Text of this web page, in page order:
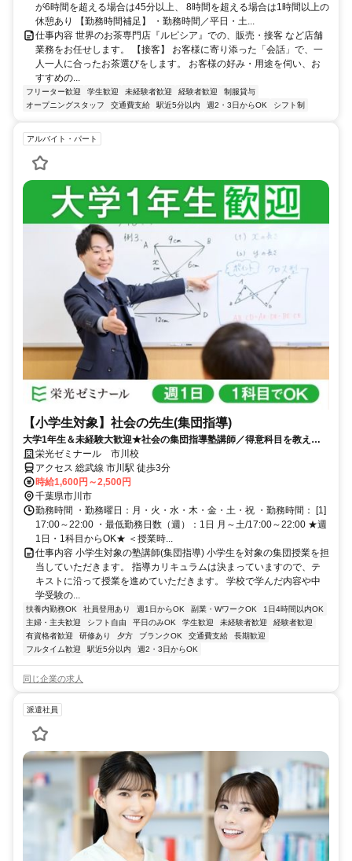
が6時間を超える場合は45分以上、 8時間を超える場合は1時間以上の
休憩あり 【勤務時間補足】 ・勤務時間／平日・土...
仕事内容 世界のお茶専門店『ルピシア』での、販売・接客 など店舗
業務をお任せします。 【接客】 お客様に寄り添った「会話」で、一
人一人に合ったお茶選びをします。 お客様の好み・用途を伺い、お
すすめの...
フリーター歓迎 学生歓迎 未経験者歓迎 経験者歓迎
制服貸与
オープニングスタッフ
交通費支給 駅近5分以内 週2・3日からOK シフト制
アルバイト・パート
【小学生対象】社会の先生(集団指導)
大学1年生＆未経験大歓迎★社会の集団指導塾講師／得意科目を教えよ
う！大学生活躍中！
栄光ゼミナール 市川校
アクセス 総武線 市川駅 徒歩3分
時給1,600円～2,500円
千葉県市川市
勤務時間 ・勤務曜日：月・火・水・木・金・土・祝 ・勤務時間： [1]
17:00～22:00 ・最低勤務日数（週）：1日 月～土/17:00～22:00 ★週
1日・1科目からOK★ ＜授業時...
仕事内容 小学生対象の塾講師(集団指導) 小学生を対象の集団授業を担
当していただきます。 指導カリキュラムは決まっていますので、テ
キストに沿って授業を進めていただきます。 学校で学んだ内容や中
学受験の...
扶養内勤務OK 社員登用あり 週1日からOK 副業・WワークOK
1日4時間以内OK
主婦・主夫歓迎
シフト自由 平日のみOK 学生歓迎 未経験者歓迎
経験者歓迎
有資格者歓迎
研修あり 夕方 ブランクOK 交通費支給
長期歓迎
フルタイム歓迎
駅近5分以内 週2・3日からOK
同じ企業の求人
派遣社員